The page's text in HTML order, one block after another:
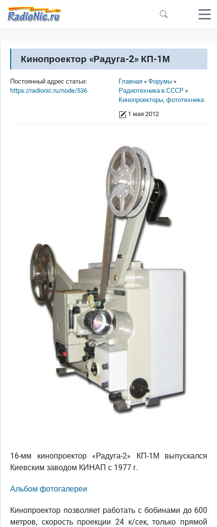
Перейти к основному содержанию
Кинопроектор «Радуга-2» КП-1М
Строка навигации
Главная
Форумы
Радиотехника в СССР
Кинопроекторы, фототехника
1 мая 2012
Постоянный адрес статьи:
https://radionic.ru/node/536
16-мм кинопроектор «Радуга-2» КП-1М выпускался
Киевским заводом КИНАП с 1977 г.
Альбом фотогалереи
Кинопроектор позволяет работать с бобинами до 600
метров, скорость проекции 24 к/сек, только прямой